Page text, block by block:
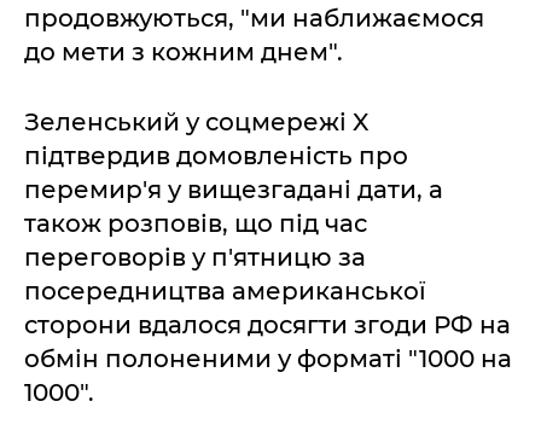
продовжуються, "ми наближаємося
до мети з кожним днем".
Зеленський у соцмережі X
підтвердив домовленість про
перемир'я у вищезгадані дати, а
також розповів, що під час
переговорів у п'ятницю за
посередництва американської
сторони вдалося досягти згоди РФ на
обмін полоненими у форматі "1000 на
1000".